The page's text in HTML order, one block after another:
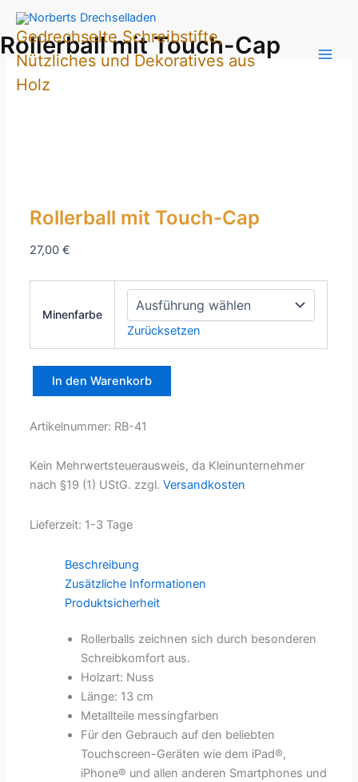
Zum
Inhalt
springen
Gedrechselte Schreibstifte,
Nützliches und Dekoratives aus
Holz
Rollerball mit Touch-Cap
Rollerball mit Touch-Cap
27,00€
Minenfarbe
Zurücksetzen
Touch-
In den Warenkorb
Artikelnummer: RB-41
Kein Mehrwertsteuerausweis, da Kleinunternehmer
nach §19 (1) UStG. zzgl.Versandkosten
Lieferzeit: 1-3 Tage
Beschreibung
Zusätzliche Informationen
Produktsicherheit
Rollerballs zeichnen sich durch besonderen
Schreibkomfort aus.
Holzart: Nuss
Länge: 13 cm
Metallteile messingfarben
Für den Gebrauch auf den beliebten
Touchscreen-Geräten wie dem iPad®,
iPhone® und allen anderen Smartphones und